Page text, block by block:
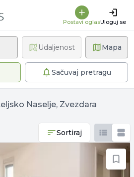
Postavi oglasUloguj se
Mapa
filterSačuvaj pretragu
Udaljenost
Naselje, Zvezdara
Sortiraj